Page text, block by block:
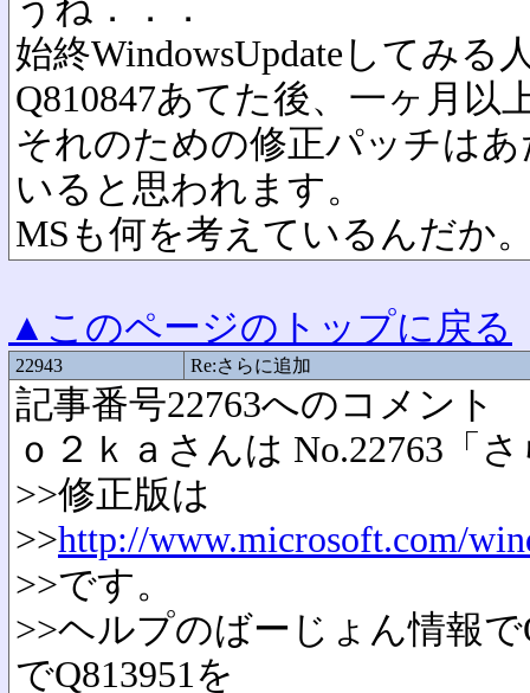
うね．．．
始終WindowsUpdateしてみる
Q810847あてた後、一ヶ月以
それのための修正パッチは
いると思われます。
MSも何を考えているんだか
▲このページのトップに戻る
22943 Re:さらに追加
記事番号22763へのコメント
ｏ２ｋａさんは No.22763「
>>修正版は
>>http://www.microsoft.com/
>>です。
>>ヘルプのばーじょん情報
でQ813951を